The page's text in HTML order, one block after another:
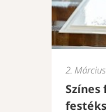
2.